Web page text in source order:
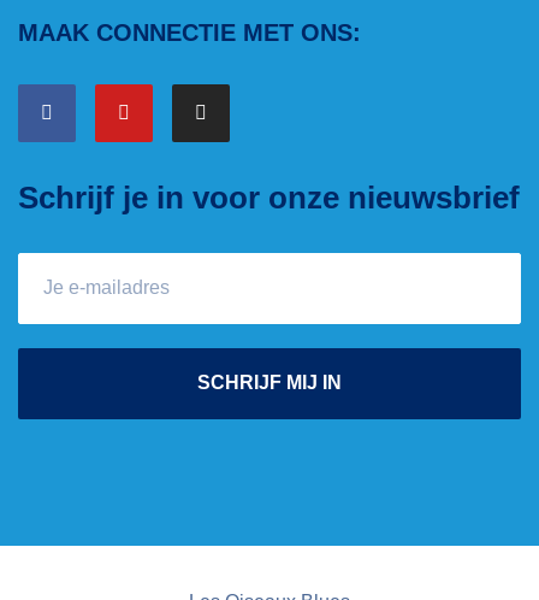
MAAK CONNECTIE MET ONS:
Schrijf je in voor onze nieuwsbrief
SCHRIJF MIJ IN